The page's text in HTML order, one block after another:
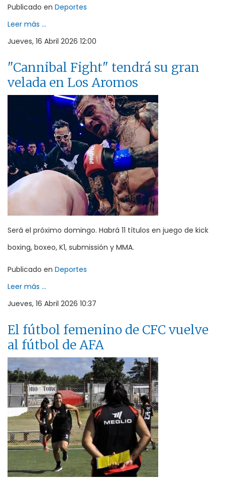
Publicado en Deportes
Leer más ...
Jueves, 16 Abril 2026 12:00
"Cannibal Fight" tendrá su gran
velada en Los Aromos
Será el próximo domingo. Habrá 11 títulos en juego de kick
boxing, boxeo, K1, submissión y MMA.
Publicado en Deportes
Leer más ...
Jueves, 16 Abril 2026 10:37
El fútbol femenino de CFC vuelve
al fútbol de AFA